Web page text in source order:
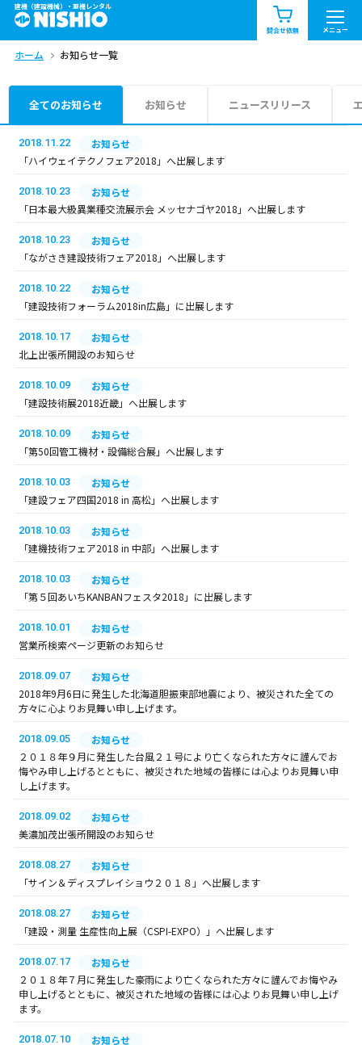
建機（建設機械）・重機レンタル
問合せ依頼 メニュー
商品一覧 お知らせ一覧
問合せ依頼リスト
エリア情報を見る
ホーム お知らせ一覧
全てのお知らせ お知らせ ニュースリリース
2018.11.22
お知らせ
「ハイウェイテクノフェア2018」へ出展します
2018.10.23
お知らせ
「日本最大級異業種交流展示会 メッセナゴヤ2018」へ出展します
2018.10.23
お知らせ
「ながさき建設技術フェア2018」へ出展します
2018.10.22
お知らせ
「建設技術フォーラム2018in広島」に出展します
2018.10.17
お知らせ
北上出張所開設のお知らせ
2018.10.09
お知らせ
「建設技術展2018近畿」へ出展します
2018.10.09
お知らせ
「第50回管工機材・設備総合展」へ出展します
2018.10.03
お知らせ
「建設フェア四国2018 in 高松」へ出展します
2018.10.03
お知らせ
「建機技術フェア2018 in 中部」へ出展します
2018.10.03
お知らせ
「第５回あいちKANBANフェスタ2018」に出展します
2018.10.01
お知らせ
営業所検索ページ更新のお知らせ
2018.09.07
お知らせ
2018年9月6日に発生した北海道胆振東部地震により、被災された全ての
方々に心よりお見舞い申し上げます。
2018.09.05
お知らせ
２０１８年９月に発生した台風２１号により亡くなられた方々に謹んでお
悔やみ申し上げるとともに、被災された地域の皆様には心よりお見舞い申
し上げます。
2018.09.02
お知らせ
美濃加茂出張所開設のお知らせ
2018.08.27
お知らせ
「サイン＆ディスプレイショウ２０１８」へ出展します
2018.08.27
お知らせ
「建設・測量 生産性向上展（CSPI-EXPO）」へ出展します
2018.07.17
お知らせ
２０１８年７月に発生した豪雨により亡くなられた方々に謹んでお悔やみ
申し上げるとともに、被災された地域の皆様には心よりお見舞い申し上げ
ます。
2018.07.10
お知らせ